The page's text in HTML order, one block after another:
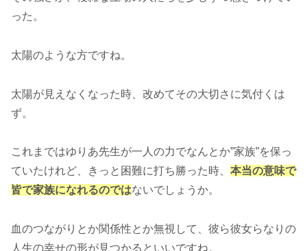
った。
太陽のような方ですね。
太陽が見えなくなった時、改めてその大切さに気付くは
ず。
これまではゆりあ先生が一人の力でなんとか”家族”を保っ
ていたけれど、きっと困難に打ち勝った時、 本当の意味で
皆で家族になれるのではないでしょうか。
血のつながりとか関係性とか無視して、彼ら彼女らなりの
人生の幸せの形が見つかるといいですね。